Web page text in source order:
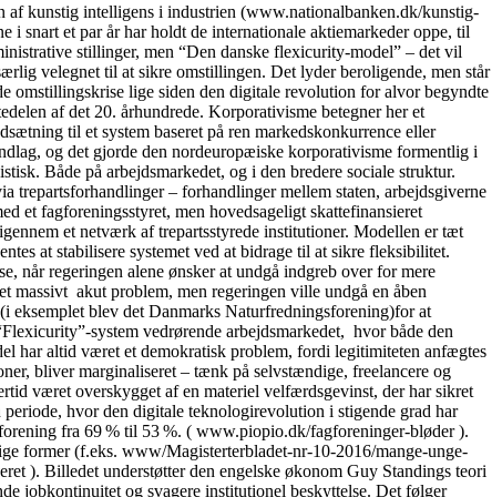
af kunstig intelligens i industrien (www.nationalbanken.dk/kunstig-
snart et par år har holdt de internationale aktiemarkeder oppe, til
stillinger, men “Den danske flexicurity-model” – det vil
velegnet til at sikre omstillingen. Det lyder beroligende, men står
omstillingskrise lige siden den digitale revolution for alvor begyndte
af det 20. århundrede. Korporativisme betegner her et
til et system baseret på ren markedskonkurrence eller
og det gjorde den nordeuropæiske korporativisme formentlig i
Både på arbejdsmarkedet, og i den bredere sociale struktur.
trepartsforhandlinger – forhandlinger mellem staten, arbejdsgiverne
et fagforeningsstyret, men hovedsageligt skattefinansieret
et netværk af trepartsstyrede institutioner. Modellen er tæt
at stabilisere systemet ved at bidrage til at sikre fleksibilitet.
når regeringen alene ønsker at undgå indgreb over for mere
massivt akut problem, men regeringen ville undgå en åben
eksemplet blev det Danmarks Naturfredningsforening)for at
system vedrørende arbejdsmarkedet, hvor både den
har altid været et demokratisk problem, fordi legitimiteten anfægtes
bliver marginaliseret – tænk på selvstændige, freelancere og
været overskygget af en materiel velfærdsgevinst, der har sikret
hvor den digitale teknologirevolution i stigende grad har
fra 69 % til 53 %. ( www.piopio.dk/fagforeninger-bløder ).
former (f.eks. www/Magisterterbladet-nr-10-2016/mange-unge-
). Billedet understøtter den engelske økonom Guy Standings teori
jobkontinuitet og svagere institutionel beskyttelse. Det følger